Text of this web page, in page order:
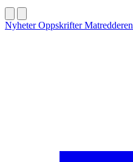
NyheterOppskrifterMatredderen